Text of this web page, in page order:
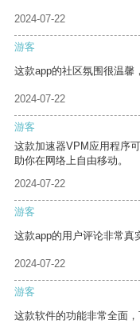
2024-07-22
游客
这款app的社区氛围很温馨
2024-07-22
游客
这款加速器VPM应用程序
助你在网络上自由移动。
2024-07-22
游客
这款app的用户评论非常真
2024-07-22
游客
这款软件的功能非常全面，